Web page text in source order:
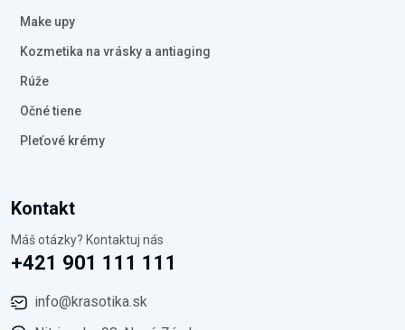
Make upy
Kozmetika na vrásky a antiaging
Rúže
Očné tiene
Pleťové krémy
Kontakt
Máš otázky? Kontaktuj nás
+421 901 111 111
info@krasotika.sk